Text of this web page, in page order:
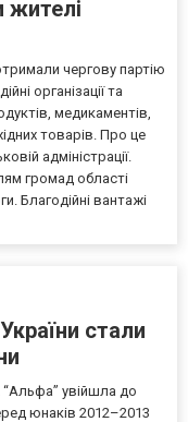
жителі
чергову партію
організації та
медикаментів,
товарів. Про це
адміністрації.
громад області
Благодійні вантажі
стали
увійшла до
юнаків 2012–2013